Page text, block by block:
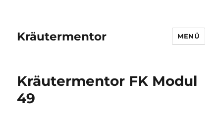
Kräutermentor MENÜ
Kräutermentor FK Modul
49